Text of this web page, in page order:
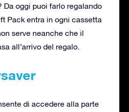
Da oggi puoi farlo regalando
Pack entra in ogni cassetta
serve neanche che il
all’arrivo del regalo.
di accedere alla parte